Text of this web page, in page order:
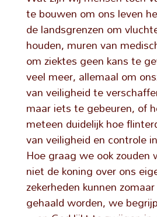
te bouwen om ons leven
de landsgrenzen om
houden, muren van
om ziektes geen kans te
veel meer, allemaal om
van veiligheid te
maar iets te gebeuren, of
meteen duidelijk hoe
van veiligheid en controle
Hoe graag we ook zouden
niet de koning over ons
zekerheden kunnen
gehaald worden, we